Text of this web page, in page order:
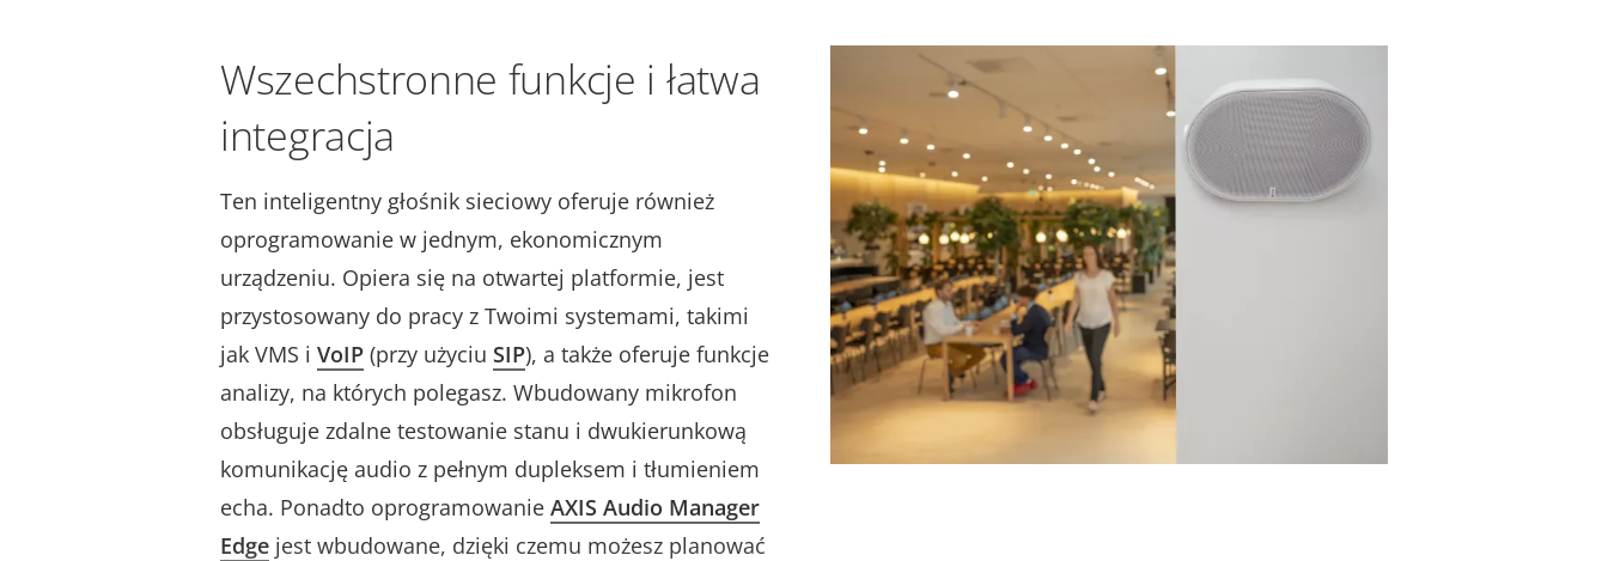
Wszechstronne funkcje i łatwa
integracja
Ten inteligentny głośnik sieciowy oferuje również
oprogramowanie w jednym, ekonomicznym
urządzeniu. Opiera się na otwartej platformie, jest
przystosowany do pracy z Twoimi systemami, takimi
jak VMS i VoIP (przy użyciu SIP), a także oferuje funkcje
analizy, na których polegasz. Wbudowany mikrofon
obsługuje zdalne testowanie stanu i dwukierunkową
komunikację audio z pełnym dupleksem i tłumieniem
echa. Ponadto oprogramowanie AXIS Audio Manager
Edge jest wbudowane, dzięki czemu możesz planować